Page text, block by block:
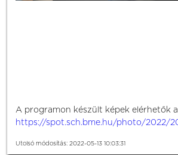
A programon készült képek elérhetők a
https://spot.sch.bme.hu/photo/2022/
Utolsó módosítás: 2022-05-13 10:03:31